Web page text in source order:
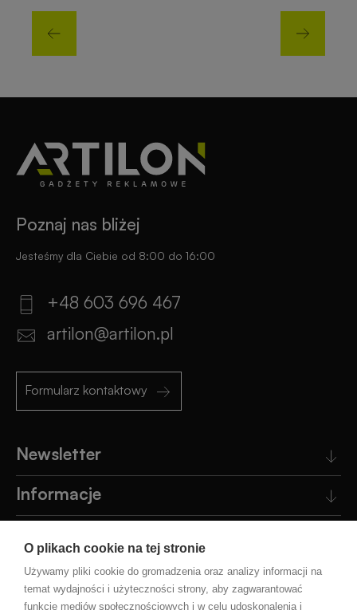
O plikach cookie na tej stronie
Używamy pliki cookie do gromadzenia oraz analizy informacji na
temat wydajności i użyteczności strony, aby zagwarantować
funkcje mediów społecznościowych i w celu udoskonalenia i
Poznaj nas bliżej
Jesteśmy dla Ciebie od 8:00 do 16:00
+48 603 696 467
artilon@artilon.pl
Formularz kontaktowy
Newsletter
Informacje
Pomoc